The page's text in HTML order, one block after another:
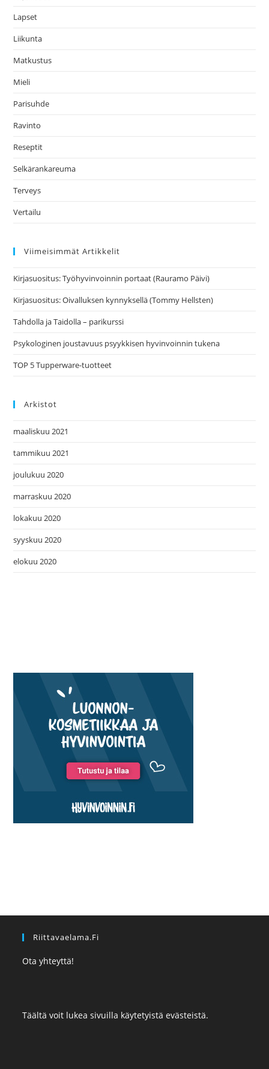
Lapset
Liikunta
Matkustus
Mieli
Parisuhde
Ravinto
Reseptit
Selkärankareuma
Terveys
Vertailu
Viimeisimmät Artikkelit
Kirjasuositus: Työhyvinvoinnin portaat (Rauramo Päivi)
Kirjasuositus: Oivalluksen kynnyksellä (Tommy Hellsten)
Tahdolla ja Taidolla – parikurssi
Psykologinen joustavuus psyykkisen hyvinvoinnin tukena
TOP 5 Tupperware-tuotteet
Arkistot
maaliskuu 2021
tammikuu 2021
joulukuu 2020
marraskuu 2020
lokakuu 2020
syyskuu 2020
elokuu 2020
Riittavaelama.fi
Ota yhteyttä!
Täältä voit lukea sivuilla käytetyistä evästeistä.